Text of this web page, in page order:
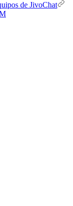
de JivoChat